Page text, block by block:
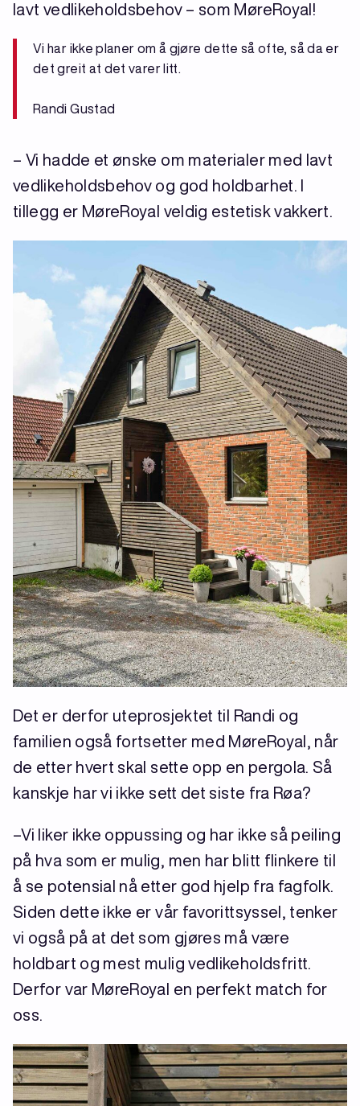
lavt vedlikeholdsbehov – som MøreRoyal!
Vi har ikke planer om å gjøre dette så ofte, så da er
det greit at det varer litt.
Randi Gustad
– Vi hadde et ønske om materialer med lavt
vedlikeholdsbehov og god holdbarhet. I
tillegg er MøreRoyal veldig estetisk vakkert.
Det er derfor uteprosjektet til Randi og
familien også fortsetter med MøreRoyal, når
de etter hvert skal sette opp en pergola. Så
kanskje har vi ikke sett det siste fra Røa?
–Vi liker ikke oppussing og har ikke så peiling
på hva som er mulig, men har blitt flinkere til
å se potensial nå etter god hjelp fra fagfolk.
Siden dette ikke er vår favorittsyssel, tenker
vi også på at det som gjøres må være
holdbart og mest mulig vedlikeholdsfritt.
Derfor var MøreRoyal en perfekt match for
oss.